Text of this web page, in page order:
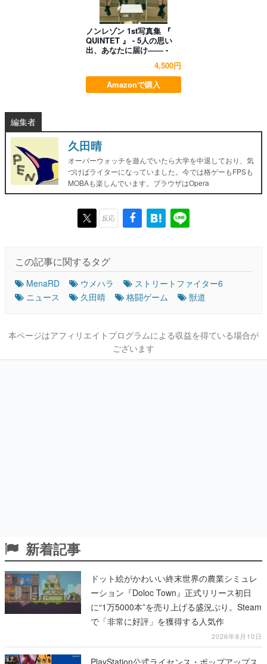
ノンレゾン 1st写真集 『
QUINTET 』 - 5人の思い
出、あなたに届け―― -
4,500円
Amazonで購入
編集者
久田晴
オーバーウォッチを遊んでいたら大学を中退しており、気
づけばライターになっていました。今では格ゲーもFPSも
MOBAも楽しんでいます。ブラウザはOpera
反応
この記事に関するタグ
MenaRD ウメハラ
ストリートファイター6
ニュース
久田晴 格闘ゲーム 獣道
本ページはアフィリエイトプログラムによる収益を得ている場合が
ございます
新着記事
ドット絵がかわいい終末世界の農業シミュレ
ーション『Doloc Town』正式リリース初日
に“1万5000本”を売り上げる盛況ぶり。Steam
で「非常に好評」を獲得する人気作
2026年8月10日
PlayStation公式ライセンス・ポップアップス